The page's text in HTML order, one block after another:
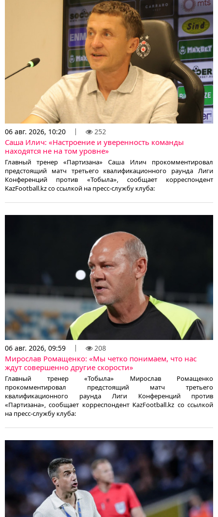
06 авг. 2026, 10:20 252
Саша Илич: «Настроение и уверенность команды
находятся не на том уровне»
Главный тренер «Партизана» Саша Илич прокомментировал
предстоящий матч третьего квалификационного раунда Лиги
Конференций против «Тобыла», сообщает корреспондент
KazFootball.kz со ссылкой на пресс-службу клуба:
06 авг. 2026, 09:59 208
Мирослав Ромащенко: «Мы четко понимаем, что нас
ждут совершенно другие скорости»
Главный тренер «Тобыла» Мирослав Ромащенко
прокомментировал предстоящий матч третьего
квалификационного раунда Лиги Конференций против
«Партизана», сообщает корреспондент KazFootball.kz со ссылкой
на пресс-службу клуба: